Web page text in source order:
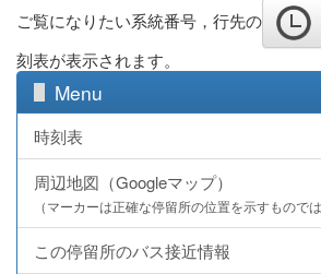
ご覧になりたい系統番号，行先の
刻表が表示されます。
Menu
時刻表
周辺地図（Googleマップ）
（マーカーは正確な停留所の位置を示すもので
この停留所のバス接近情報